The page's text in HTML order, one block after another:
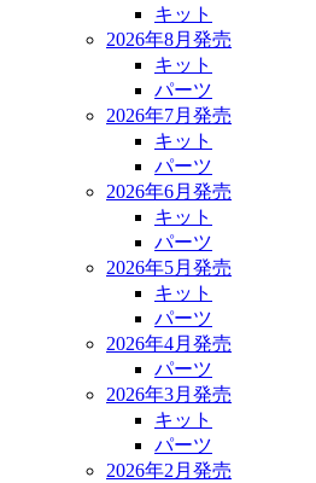
キット
2026年8月発売
キット
パーツ
2026年7月発売
キット
パーツ
2026年6月発売
キット
パーツ
2026年5月発売
キット
パーツ
2026年4月発売
パーツ
2026年3月発売
キット
パーツ
2026年2月発売